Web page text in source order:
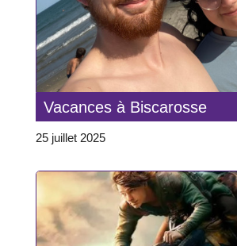
Vacances à Biscarosse
25 juillet 2025